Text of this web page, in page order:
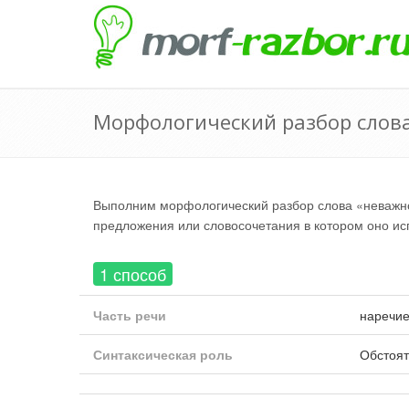
Морфологический разбор
Выполним морфологический разбор слова
предложения или словосочетания в котором оно
1 способ
Часть речи
Синтаксическая роль